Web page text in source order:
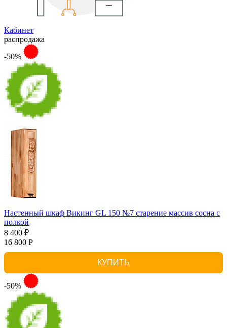
Кабинет
распродажа
-50%
Настенный шкаф Викинг GL 150 №7 старение массив сосна с
полкой
8 400 ₽
16 800 Р
КУПИТЬ
-50%